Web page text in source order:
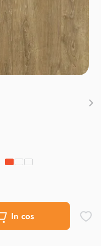
In cos